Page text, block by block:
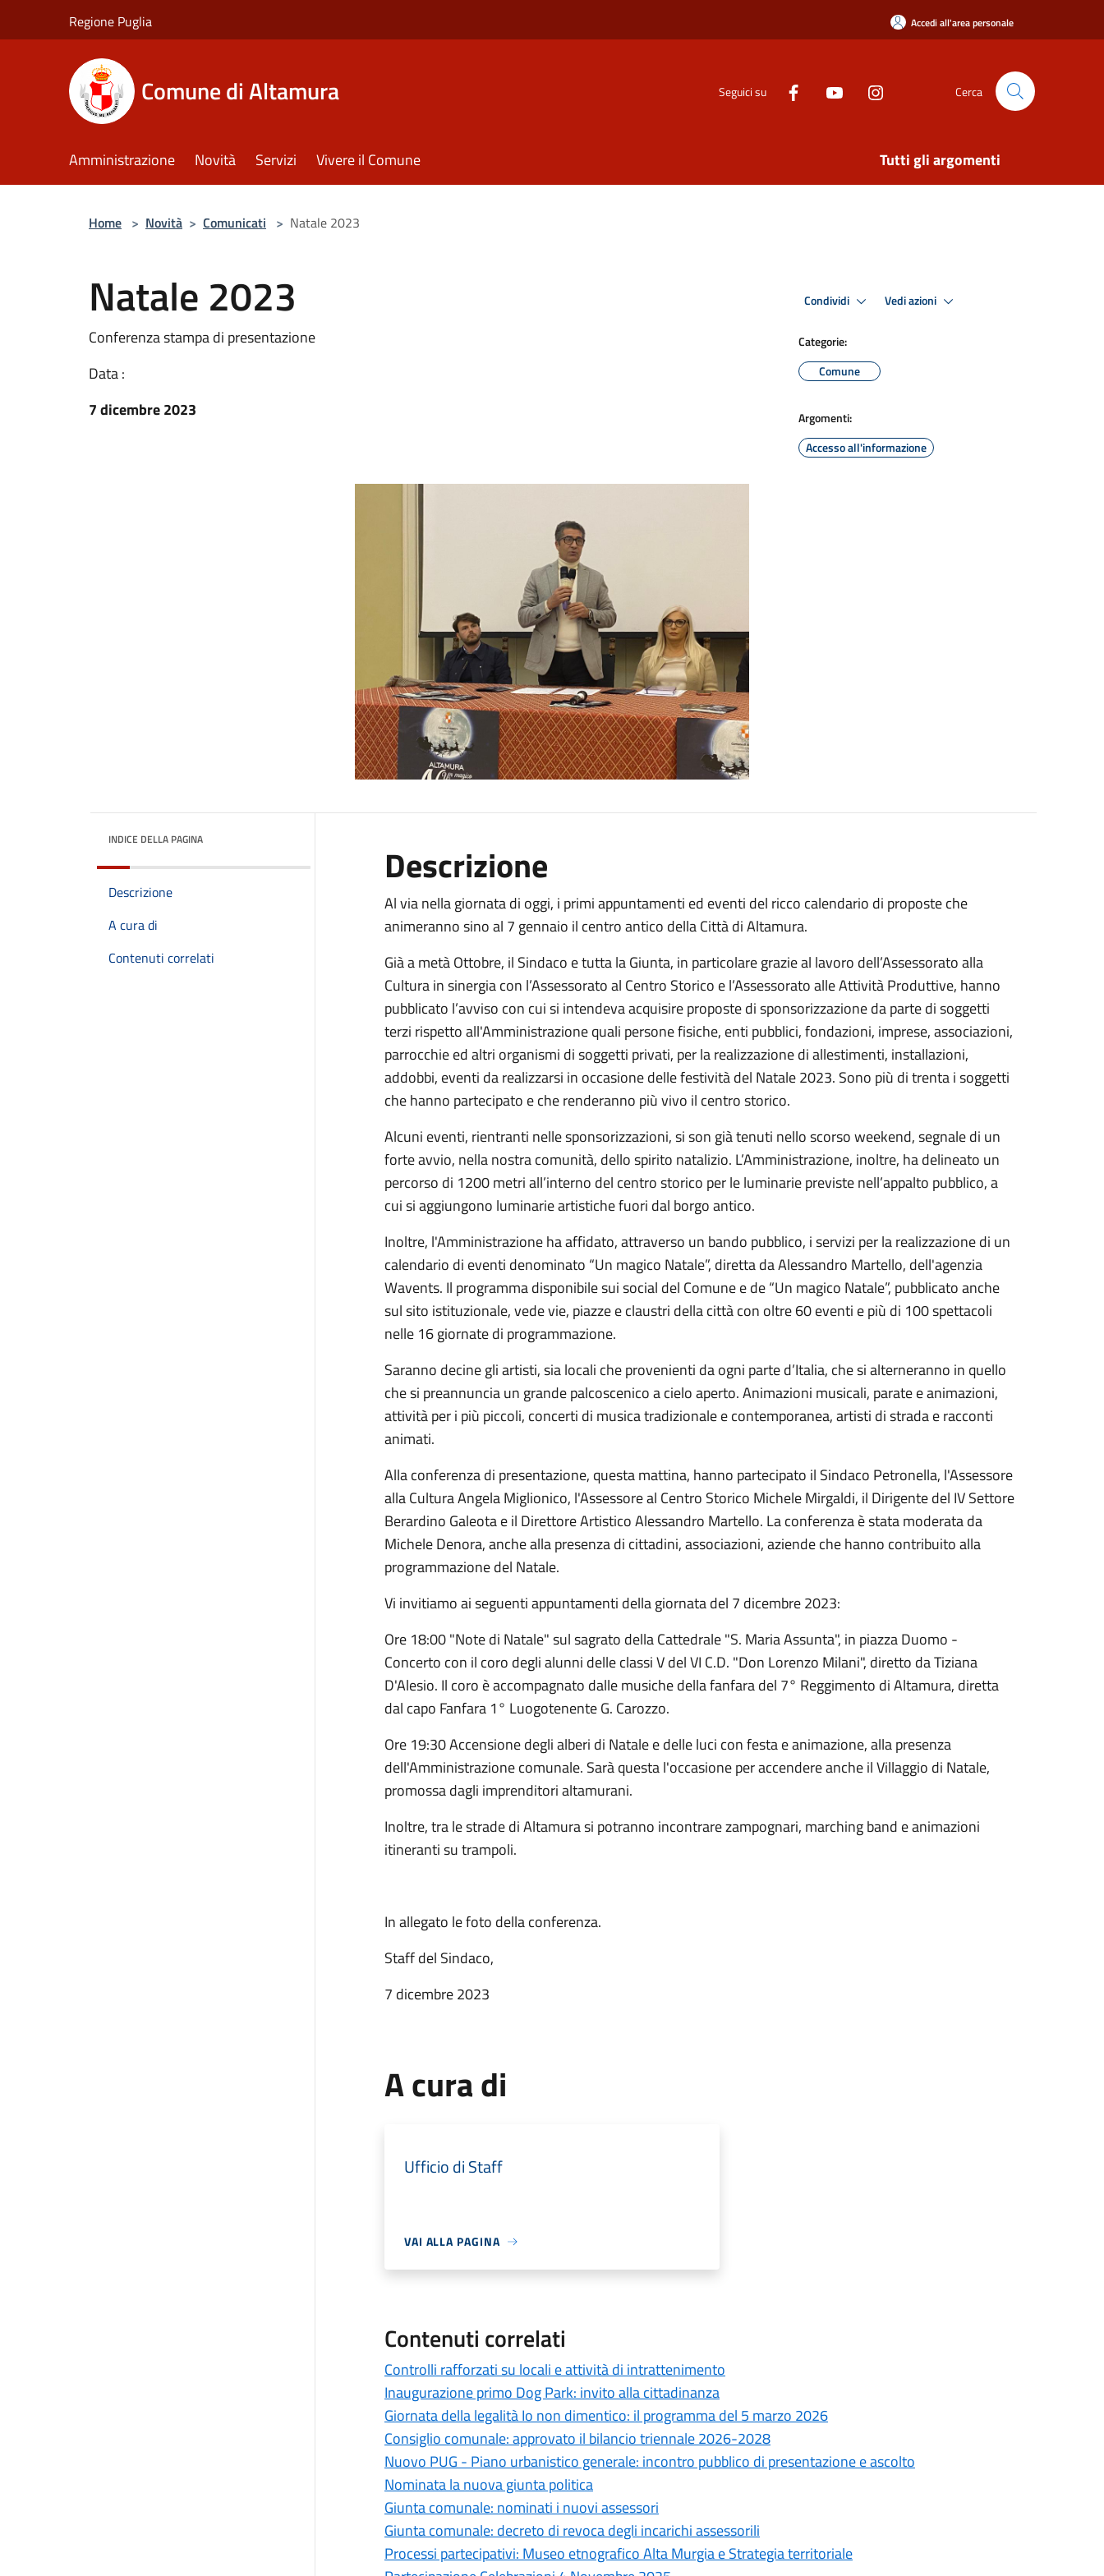
Regione Puglia Accedi all'area personale
Comune di Altamura Seguici su Cerca
Amministrazione Novità Servizi Vivere il Comune Tutti gli argomenti
Home > Novità > Comunicati > Natale 2023
Natale 2023
Conferenza stampa di presentazione
Data :
7 dicembre 2023
Condividi Vedi azioni
Categorie:
Comune
Argomenti:
Accesso all'informazione
INDICE DELLA PAGINA
Descrizione
A cura di
Contenuti correlati
Descrizione
Al via nella giornata di oggi, i primi appuntamenti ed eventi del ricco calendario di proposte che
animeranno sino al 7 gennaio il centro antico della Città di Altamura.
Già a metà Ottobre, il Sindaco e tutta la Giunta, in particolare grazie al lavoro dell’Assessorato alla
Cultura in sinergia con l’Assessorato al Centro Storico e l’Assessorato alle Attività Produttive, hanno
pubblicato l’avviso con cui si intendeva acquisire proposte di sponsorizzazione da parte di soggetti
terzi rispetto all'Amministrazione quali persone fisiche, enti pubblici, fondazioni, imprese, associazioni,
parrocchie ed altri organismi di soggetti privati, per la realizzazione di allestimenti, installazioni,
addobbi, eventi da realizzarsi in occasione delle festività del Natale 2023. Sono più di trenta i soggetti
che hanno partecipato e che renderanno più vivo il centro storico.
Alcuni eventi, rientranti nelle sponsorizzazioni, si son già tenuti nello scorso weekend, segnale di un
forte avvio, nella nostra comunità, dello spirito natalizio. L’Amministrazione, inoltre, ha delineato un
percorso di 1200 metri all’interno del centro storico per le luminarie previste nell’appalto pubblico, a
cui si aggiungono luminarie artistiche fuori dal borgo antico.
Inoltre, l'Amministrazione ha affidato, attraverso un bando pubblico, i servizi per la realizzazione di un
calendario di eventi denominato “Un magico Natale”, diretta da Alessandro Martello, dell'agenzia
Wavents. Il programma disponibile sui social del Comune e de “Un magico Natale”, pubblicato anche
sul sito istituzionale, vede vie, piazze e claustri della città con oltre 60 eventi e più di 100 spettacoli
nelle 16 giornate di programmazione.
Saranno decine gli artisti, sia locali che provenienti da ogni parte d’Italia, che si alterneranno in quello
che si preannuncia un grande palcoscenico a cielo aperto. Animazioni musicali, parate e animazioni,
attività per i più piccoli, concerti di musica tradizionale e contemporanea, artisti di strada e racconti
animati.
Alla conferenza di presentazione, questa mattina, hanno partecipato il Sindaco Petronella, l'Assessore
alla Cultura Angela Miglionico, l'Assessore al Centro Storico Michele Mirgaldi, il Dirigente del IV Settore
Berardino Galeota e il Direttore Artistico Alessandro Martello. La conferenza è stata moderata da
Michele Denora, anche alla presenza di cittadini, associazioni, aziende che hanno contribuito alla
programmazione del Natale.
Vi invitiamo ai seguenti appuntamenti della giornata del 7 dicembre 2023:
Ore 18:00 "Note di Natale" sul sagrato della Cattedrale "S. Maria Assunta", in piazza Duomo -
Concerto con il coro degli alunni delle classi V del VI C.D. "Don Lorenzo Milani", diretto da Tiziana
D'Alesio. Il coro è accompagnato dalle musiche della fanfara del 7° Reggimento di Altamura, diretta
dal capo Fanfara 1° Luogotenente G. Carozzo.
Ore 19:30 Accensione degli alberi di Natale e delle luci con festa e animazione, alla presenza
dell'Amministrazione comunale. Sarà questa l'occasione per accendere anche il Villaggio di Natale,
promossa dagli imprenditori altamurani.
Inoltre, tra le strade di Altamura si potranno incontrare zampognari, marching band e animazioni
itineranti su trampoli.
In allegato le foto della conferenza.
Staff del Sindaco,
7 dicembre 2023
A cura di
Ufficio di Staff
VAI ALLA PAGINA
Contenuti correlati
Controlli rafforzati su locali e attività di intrattenimento
Inaugurazione primo Dog Park: invito alla cittadinanza
Giornata della legalità Io non dimentico: il programma del 5 marzo 2026
Consiglio comunale: approvato il bilancio triennale 2026-2028
Nuovo PUG - Piano urbanistico generale: incontro pubblico di presentazione e ascolto
Nominata la nuova giunta politica
Giunta comunale: nominati i nuovi assessori
Giunta comunale: decreto di revoca degli incarichi assessorili
Processi partecipativi: Museo etnografico Alta Murgia e Strategia territoriale